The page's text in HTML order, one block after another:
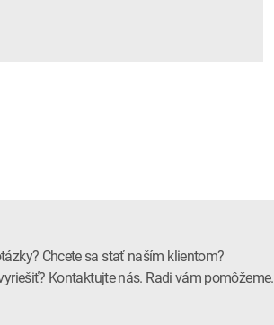
Chcete sa stať naším klientom?
Kontaktujte nás. Radi vám pomôžeme.